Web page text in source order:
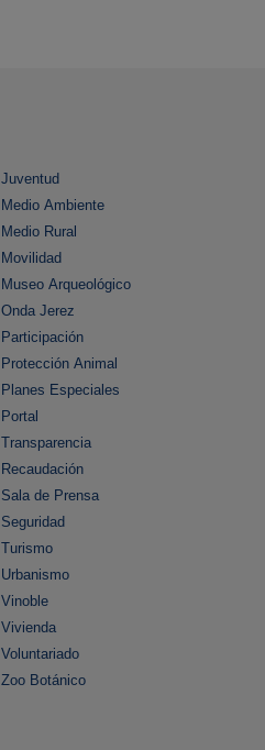
Juventud
Medio Ambiente
Medio Rural
Movilidad
Museo Arqueológico
Onda Jerez
Participación
Protección Animal
Planes Especiales
Portal
Transparencia
Recaudación
Sala de Prensa
Seguridad
Turismo
Urbanismo
Vinoble
Vivienda
Voluntariado
Zoo Botánico